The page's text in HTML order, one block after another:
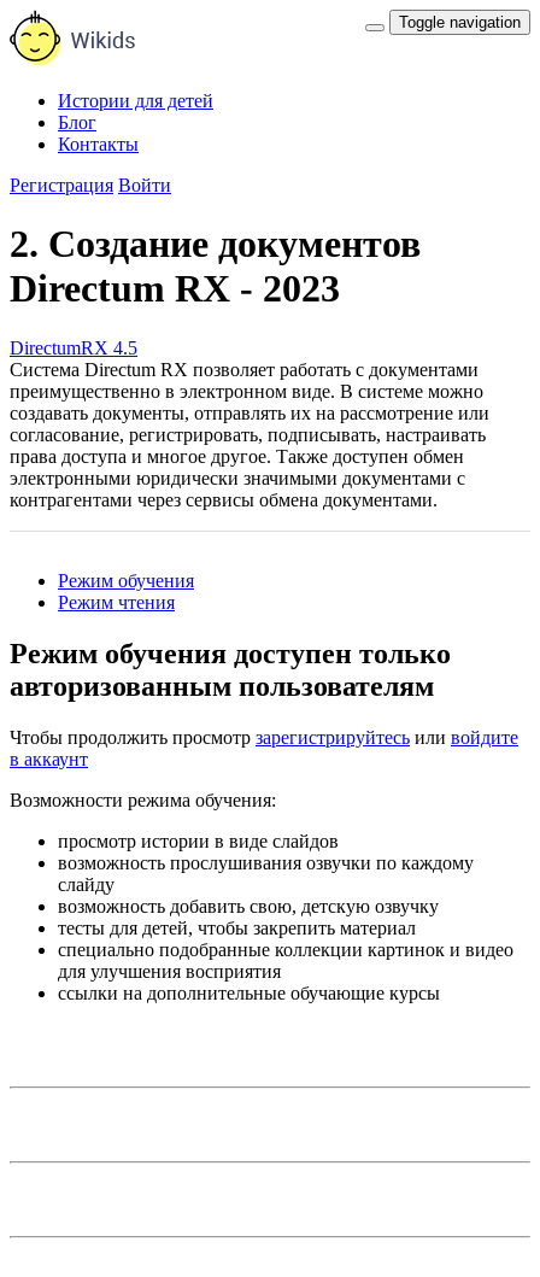
Toggle navigation
Истории для детей
Блог
Контакты
Регистрация Войти
2. Создание документов
Directum RX - 2023
DirectumRX 4.5
Система Directum RX позволяет работать с документами
преимущественно в электронном виде. В системе можно
создавать документы, отправлять их на рассмотрение или
согласование, регистрировать, подписывать, настраивать
права доступа и многое другое. Также доступен обмен
электронными юридически значимыми документами с
контрагентами через сервисы обмена документами.
Режим обучения
Режим чтения
Режим обучения доступен только
авторизованным пользователям
Чтобы продолжить просмотр зарегистрируйтесь или войдите
в аккаунт
Возможности режима обучения:
просмотр истории в виде слайдов
возможность прослушивания озвучки по каждому
слайду
возможность добавить свою, детскую озвучку
тесты для детей, чтобы закрепить материал
специально подобранные коллекции картинок и видео
для улучшения восприятия
ссылки на дополнительные обучающие курсы